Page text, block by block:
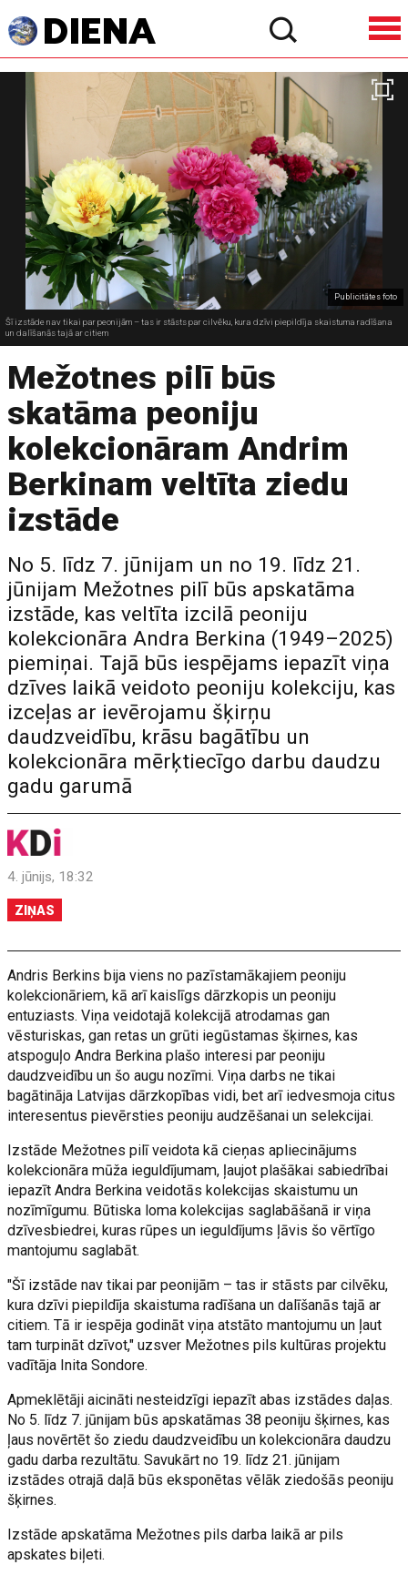
Publicitātes foto
Šī izstāde nav tikai par peonijām – tas ir stāsts par cilvēku, kura dzīvi piepildīja skaistuma radīšana
un dalīšanās tajā ar citiem
Mežotnes pilī būs
skatāma peoniju
kolekcionāram Andrim
Berkinam veltīta ziedu
izstāde
No 5. līdz 7. jūnijam un no 19. līdz 21.
jūnijam Mežotnes pilī būs apskatāma
izstāde, kas veltīta izcilā peoniju
kolekcionāra Andra Berkina (1949–2025)
piemiņai. Tajā būs iespējams iepazīt viņa
dzīves laikā veidoto peoniju kolekciju, kas
izceļas ar ievērojamu šķirņu
daudzveidību, krāsu bagātību un
kolekcionāra mērķtiecīgo darbu daudzu
gadu garumā
4. jūnijs, 18:32
ZIŅAS
Andris Berkins bija viens no pazīstamākajiem peoniju
kolekcionāriem, kā arī kaislīgs dārzkopis un peoniju
entuziasts. Viņa veidotajā kolekcijā atrodamas gan
vēsturiskas, gan retas un grūti iegūstamas šķirnes, kas
atspoguļo Andra Berkina plašo interesi par peoniju
daudzveidību un šo augu nozīmi. Viņa darbs ne tikai
bagātināja Latvijas dārzkopības vidi, bet arī iedvesmoja citus
interesentus pievērsties peoniju audzēšanai un selekcijai.
Izstāde Mežotnes pilī veidota kā cieņas apliecinājums
kolekcionāra mūža ieguldījumam, ļaujot plašākai sabiedrībai
iepazīt Andra Berkina veidotās kolekcijas skaistumu un
nozīmīgumu. Būtiska loma kolekcijas saglabāšanā ir viņa
dzīvesbiedrei, kuras rūpes un ieguldījums ļāvis šo vērtīgo
mantojumu saglabāt.
"Šī izstāde nav tikai par peonijām – tas ir stāsts par cilvēku,
kura dzīvi piepildīja skaistuma radīšana un dalīšanās tajā ar
citiem. Tā ir iespēja godināt viņa atstāto mantojumu un ļaut
tam turpināt dzīvot," uzsver Mežotnes pils kultūras projektu
vadītāja Inita Sondore.
Apmeklētāji aicināti nesteidzīgi iepazīt abas izstādes daļas.
No 5. līdz 7. jūnijam būs apskatāmas 38 peoniju šķirnes, kas
ļaus novērtēt šo ziedu daudzveidību un kolekcionāra daudzu
gadu darba rezultātu. Savukārt no 19. līdz 21. jūnijam
izstādes otrajā daļā būs eksponētas vēlāk ziedošās peoniju
šķirnes.
Izstāde apskatāma Mežotnes pils darba laikā ar pils
apskates biļeti.